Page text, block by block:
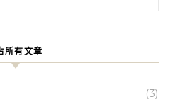
所有文章
(3)